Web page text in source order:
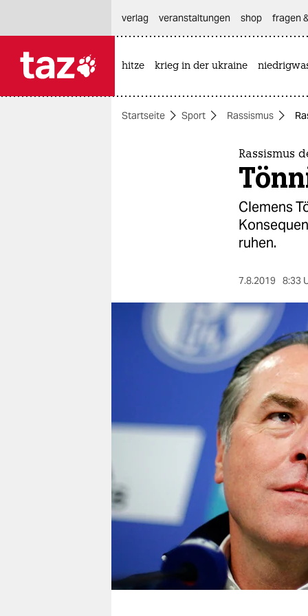
themen
berlin
nord
wahrheit
verlag
veranstaltungen
shop
fragen & hilfe
unterstützen
genossenschaft
verlag
veranstaltungen shop fragen
hitze krieg in der ukraine
Startseite Sport Rassismus
Rassismus
Clemens
ruhen.
7.8.2019 8:33